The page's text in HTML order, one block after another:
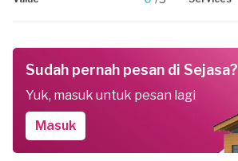
Sudah pernah pesan di Sejasa?
Yuk, masuk untuk pesan lagi
Masuk